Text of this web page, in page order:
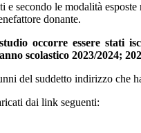
e secondo le modalità
donante.
occorre essere stati
scolastico 2023/2024;
del suddetto indirizzo che
dai link seguenti: